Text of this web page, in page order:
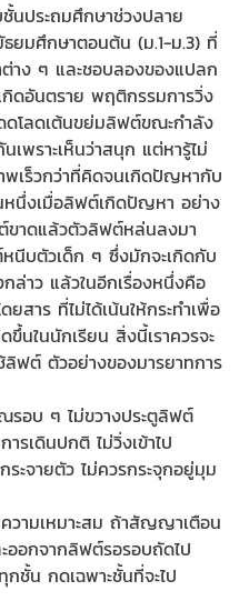
ระถมศึกษาช่วงปลาย
ยมศึกษาตอนต้น (ม.1-ม.3) ที่
าง ๆ และชอบลองของแปลก
กิดอันตราย พฤติกรรมการวิ่ง
ดโลดเต้นขย่มลิฟต์ขณะกำลัง
พราะเห็นว่าสนุก แต่หารู้ไม่
เร็วกว่าที่คิดจนเกิดปัญหากับ
หนึ่งเมื่อลิฟต์เกิดปัญหา อย่าง
ขาดแล้วตัวลิฟต์หล่นลงมา
นีบตัวเด็ก ๆ ซึ่งมักจะเกิดกับ
ล่าว แล้วในอีกเรื่องหนึ่งคือ
สาร ที่ไม่ได้เน้นให้กระทำเพื่อ
นในนักเรียน สิ่งนี้เราควรจะ
ลิฟต์ ตัวอย่างของมารยาทการ
บ ๆ ไม่ขวางประตูลิฟต์
เดินปกติ ไม่วิ่งเข้าไป
ายตัว ไม่ควรกระจุกอยู่มุม
มเหมาะสม ถ้าสัญญาเตือน
ออกจากลิฟต์รอรอบถัดไป
กดเฉพาะชั้นที่จะไป